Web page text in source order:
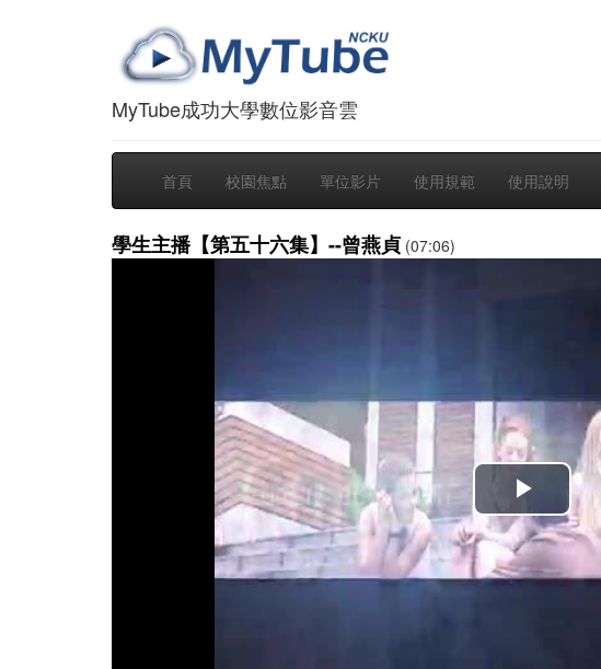
MyTube成功大學數位影音雲
首頁 校園焦點 單位影片 使用規範 使用說明
學生主播【第五十六集】--曾燕貞 (07:06)
播
放